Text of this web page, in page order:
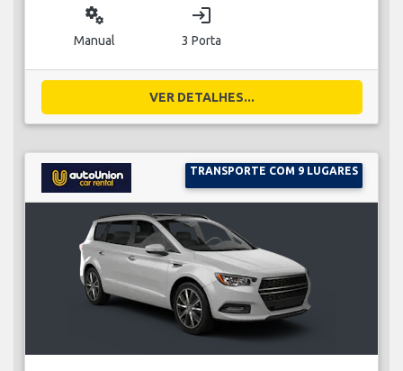
miscellaneous_services
Manual
login
3 Porta
VER DETALHES...
TRANSPORTE COM 9 LUGARES